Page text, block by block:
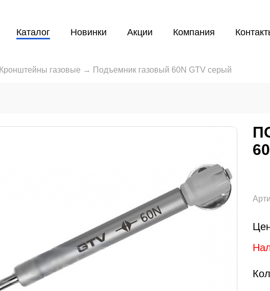
Каталог Новинки Акции Компания
Кронштейны газовые → Подъемник газовый 60N GTV серый